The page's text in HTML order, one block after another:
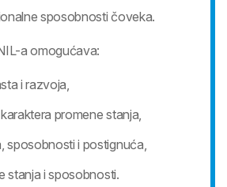
sposobnosti čoveka.
a omogućava:
i razvoja,
promene stanja,
sposobnosti i postignuća,
stanja i sposobnosti.